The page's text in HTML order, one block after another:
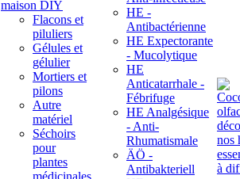
maison DIY
Flacons et
piluliers
Gélules et
gélulier
Mortiers et
pilons
Autre
matériel
Séchoirs
pour
plantes
HE -
Antibactérienne
HE Expectorante
- Mucolytique
HE
Anticatarrhale -
Fébrifuge
HE Analgésique
- Anti-
Rhumatismale
ÄÖ -
Antibakteriell